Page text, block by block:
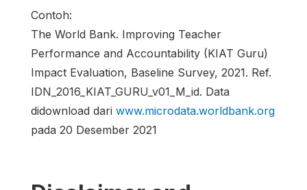
Contoh:
The World Bank. Improving Teacher
Performance and Accountability (KIAT Guru)
Impact Evaluation, Baseline Survey, 2021. Ref.
IDN_2016_KIAT_GURU_v01_M_id. Data
didownload dari www.microdata.worldbank.org
pada 20 Desember 2021